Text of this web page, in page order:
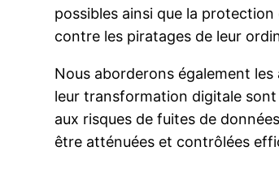
possibles ainsi que la
contre les piratages de leur
Nous aborderons également
leur transformation digitale
aux risques de fuites de
être atténuées et contrôlées